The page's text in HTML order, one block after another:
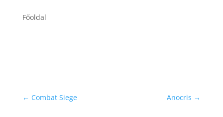
Főoldal
← Combat Siege Anocris →